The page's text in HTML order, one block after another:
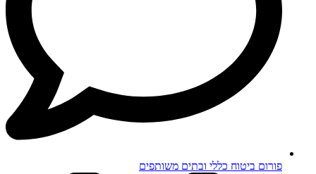
פורום ביטוח כללי ובתים משותפים